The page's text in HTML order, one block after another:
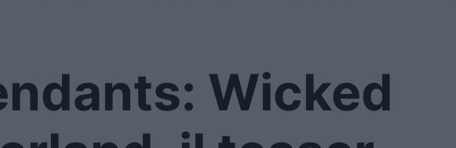
Wicked